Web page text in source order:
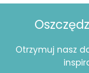
Otrzymuj nasz